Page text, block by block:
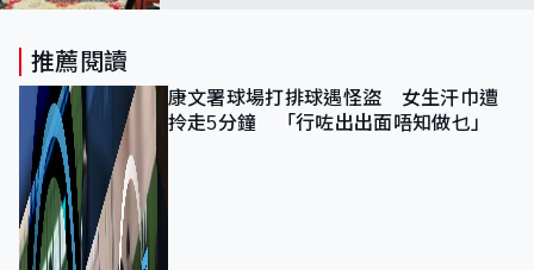
推薦閱讀
康文署球場打排球遇怪盜 女生汗巾遭
拎走5分鐘 「行咗出出面唔知做乜」